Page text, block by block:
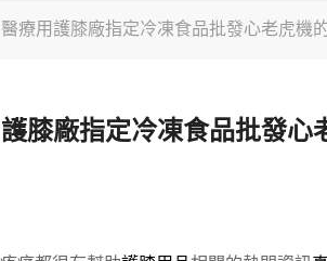
醫療用護膝廠指定冷凍食品批發心老虎機
膝廠指定冷凍食品批發心